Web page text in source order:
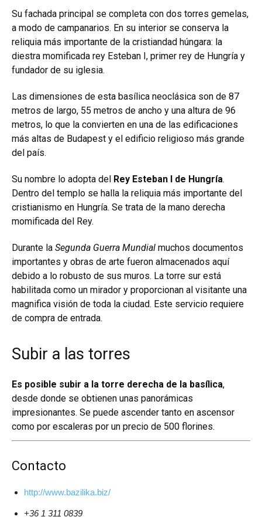
Su fachada principal se completa con dos torres gemelas,
a modo de campanarios. En su interior se conserva la
reliquia más importante de la cristiandad húngara: la
diestra momificada rey Esteban I, primer rey de Hungría y
fundador de su iglesia.
Las dimensiones de esta basílica neoclásica son de 87
metros de largo, 55 metros de ancho y una altura de 96
metros, lo que la convierten en una de las edificaciones
más altas de Budapest y el edificio religioso más grande
del país.
Su nombre lo adopta del Rey Esteban I de Hungría.
Dentro del templo se halla la reliquia más importante del
cristianismo en Hungría. Se trata de la mano derecha
momificada del Rey.
Durante la Segunda Guerra Mundial muchos documentos
importantes y obras de arte fueron almacenados aquí
debido a lo robusto de sus muros. La torre sur está
habilitada como un mirador y proporcionan al visitante una
magnifica visión de toda la ciudad. Este servicio requiere
de compra de entrada.
Subir a las torres
Es posible subir a la torre derecha de la basílica,
desde donde se obtienen unas panorámicas
impresionantes. Se puede ascender tanto en ascensor
como por escaleras por un precio de 500 florines.
Contacto
http://www.bazilika.biz/
+36 1 311 0839